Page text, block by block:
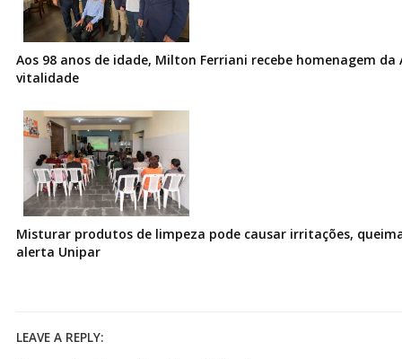
Aos 98 anos de idade, Milton Ferriani recebe homenagem da
vitalidade
Misturar produtos de limpeza pode causar irritações,
alerta Unipar
LEAVE A REPLY: